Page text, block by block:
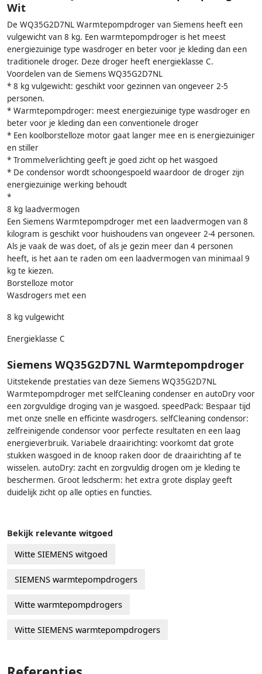
Wit
De WQ35G2D7NL Warmtepompdroger van Siemens heeft een
vulgewicht van 8 kg. Een warmtepompdroger is het meest
energiezuinige type wasdroger en beter voor je kleding dan een
traditionele droger. Deze droger heeft energieklasse C.
Voordelen van de Siemens WQ35G2D7NL
* 8 kg vulgewicht: geschikt voor gezinnen van ongeveer 2-5
personen.
* Warmtepompdroger: meest energiezuinige type wasdroger en
beter voor je kleding dan een conventionele droger
* Een koolborstelloze motor gaat langer mee en is energiezuiniger
en stiller
* Trommelverlichting geeft je goed zicht op het wasgoed
* De condensor wordt schoongespoeld waardoor de droger zijn
energiezuinige werking behoudt
*
8 kg laadvermogen
Een Siemens Warmtepompdroger met een laadvermogen van 8
kilogram is geschikt voor huishoudens van ongeveer 2-4 personen.
Als je vaak de was doet, of als je gezin meer dan 4 personen
heeft, is het aan te raden om een laadvermogen van minimaal 9
kg te kiezen.
Borstelloze motor
Wasdrogers met een
8 kg vulgewicht
Energieklasse C
Siemens WQ35G2D7NL Warmtepompdroger
Uitstekende prestaties van deze Siemens WQ35G2D7NL
Warmtepompdroger met selfCleaning condenser en autoDry voor
een zorgvuldige droging van je wasgoed. speedPack: Bespaar tijd
met onze snelle en efficinte wasdrogers. selfCleaning condensor:
zelfreinigende condensor voor perfecte resultaten en een laag
energieverbruik. Variabele draairichting: voorkomt dat grote
stukken wasgoed in de knoop raken door de draairichting af te
wisselen. autoDry: zacht en zorgvuldig drogen om je kleding te
beschermen. Groot ledscherm: het extra grote display geeft
duidelijk zicht op alle opties en functies.
Bekijk relevante witgoed
Witte SIEMENS witgoed
SIEMENS warmtepompdrogers
Witte warmtepompdrogers
Witte SIEMENS warmtepompdrogers